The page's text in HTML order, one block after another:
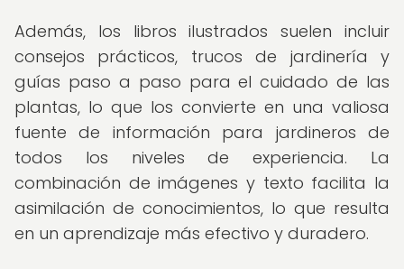
Además, los libros ilustrados suelen incluir
consejos prácticos, trucos de jardinería y
guías paso a paso para el cuidado de las
plantas, lo que los convierte en una valiosa
fuente de información para jardineros de
todos los niveles de experiencia. La
combinación de imágenes y texto facilita la
asimilación de conocimientos, lo que resulta
en un aprendizaje más efectivo y duradero.